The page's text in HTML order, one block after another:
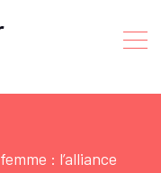
: l’alliance